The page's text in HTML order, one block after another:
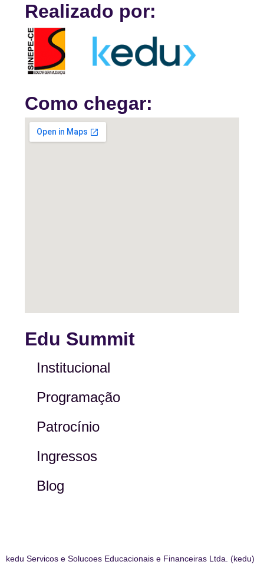
Realizado por:
Como chegar:
Edu Summit
Institucional
Programação
Patrocínio
Ingressos
Blog
kedu Servicos e Solucoes Educacionais e Financeiras Ltda. (kedu)